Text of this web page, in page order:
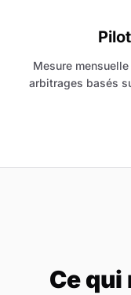
Mesure
arbitrages basés
Ce qui